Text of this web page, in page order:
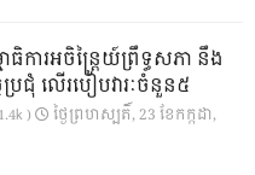
ការអចិន្ត្រៃយ៍ព្រឹទ្ធសភា នឹង
រជុំ លើរបៀបវារៈចំនួន៥
)
ថ្ងៃ​ព្រហស្បតិ៍, 23 ខែ​កក្កដា,